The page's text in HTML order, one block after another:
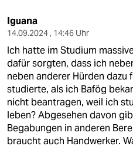
Iguana
14.09.2024 , 14:46 Uhr
Ich hatte im Studium
dafür sorgten, dass ich
neben anderer Hürden dazu
studierte, als ich Bafög
nicht beantragen, weil ich
leben? Abgesehen davon
Begabungen in anderen
braucht auch Handwerker.